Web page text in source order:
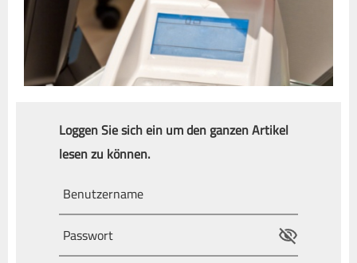
Loggen Sie sich ein um den ganzen Artikel
lesen zu können.